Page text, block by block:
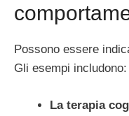
Possono essere
Gli esempi includono:
La terapia